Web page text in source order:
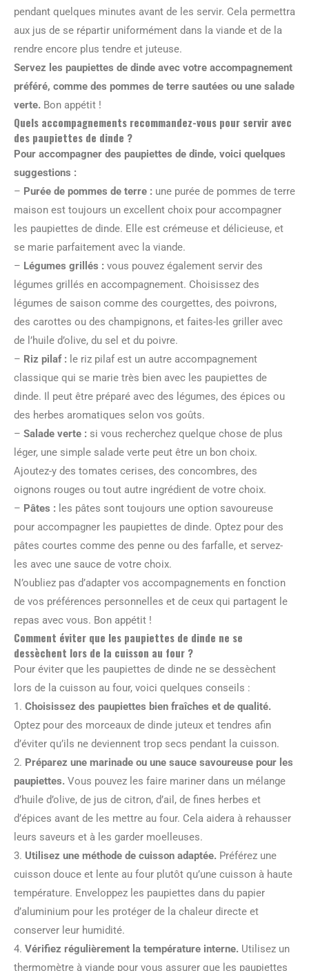
pendant quelques minutes avant de les servir. Cela permettra
aux jus de se répartir uniformément dans la viande et de la
rendre encore plus tendre et juteuse.
Servez les paupiettes de dinde avec votre accompagnement
préféré, comme des pommes de terre sautées ou une salade
verte. Bon appétit !
Quels accompagnements recommandez-vous pour servir avec
des paupiettes de dinde ?
Pour accompagner des paupiettes de dinde, voici quelques
suggestions :
– Purée de pommes de terre : une purée de pommes de terre
maison est toujours un excellent choix pour accompagner
les paupiettes de dinde. Elle est crémeuse et délicieuse, et
se marie parfaitement avec la viande.
– Légumes grillés : vous pouvez également servir des
légumes grillés en accompagnement. Choisissez des
légumes de saison comme des courgettes, des poivrons,
des carottes ou des champignons, et faites-les griller avec
de l’huile d’olive, du sel et du poivre.
– Riz pilaf : le riz pilaf est un autre accompagnement
classique qui se marie très bien avec les paupiettes de
dinde. Il peut être préparé avec des légumes, des épices ou
des herbes aromatiques selon vos goûts.
– Salade verte : si vous recherchez quelque chose de plus
léger, une simple salade verte peut être un bon choix.
Ajoutez-y des tomates cerises, des concombres, des
oignons rouges ou tout autre ingrédient de votre choix.
– Pâtes : les pâtes sont toujours une option savoureuse
pour accompagner les paupiettes de dinde. Optez pour des
pâtes courtes comme des penne ou des farfalle, et servez-
les avec une sauce de votre choix.
N’oubliez pas d’adapter vos accompagnements en fonction
de vos préférences personnelles et de ceux qui partagent le
repas avec vous. Bon appétit !
Comment éviter que les paupiettes de dinde ne se
dessèchent lors de la cuisson au four ?
Pour éviter que les paupiettes de dinde ne se dessèchent
lors de la cuisson au four, voici quelques conseils :
1. Choisissez des paupiettes bien fraîches et de qualité.
Optez pour des morceaux de dinde juteux et tendres afin
d’éviter qu’ils ne deviennent trop secs pendant la cuisson.
2. Préparez une marinade ou une sauce savoureuse pour les
paupiettes. Vous pouvez les faire mariner dans un mélange
d’huile d’olive, de jus de citron, d’ail, de fines herbes et
d’épices avant de les mettre au four. Cela aidera à rehausser
leurs saveurs et à les garder moelleuses.
3. Utilisez une méthode de cuisson adaptée. Préférez une
cuisson douce et lente au four plutôt qu’une cuisson à haute
température. Enveloppez les paupiettes dans du papier
d’aluminium pour les protéger de la chaleur directe et
conserver leur humidité.
4. Vérifiez régulièrement la température interne. Utilisez un
thermomètre à viande pour vous assurer que les paupiettes